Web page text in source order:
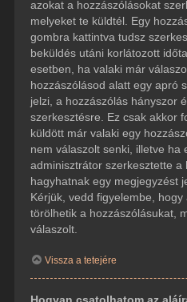
azokat a hozzászólásokat
melyeket te küldtél. Egy
gombra kattintva tudsz
beküldés utáni korlátozott
esetben, ha valaki már
hozzászólásod alatt egy apró
jelzi, a hozzászólás hányszor
szerkesztésre. Ez csak akkor
küldött már valaki egy
nem válaszolt senki, illetve ha
adminisztrátor szerkesztette a
hagyhatnak egy megjegyzést
Kérjük, vedd figyelembe,
törölhetik a hozzászólásukat,
válaszolt.
Vissza a tetejére
Hogyan csatolhatom az